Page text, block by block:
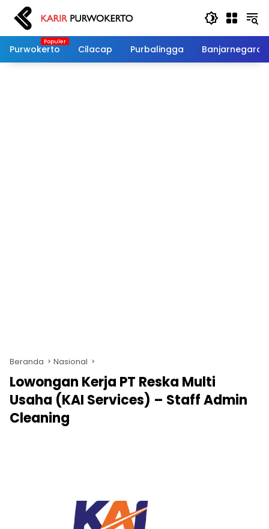
Langsung
konten
Purwokerto
Cilacap Purbalingga Banjarnegara
Beranda Nasional
Lowongan Kerja PT Reska Multi
Usaha (KAI Services) – Staff Admin
Cleaning